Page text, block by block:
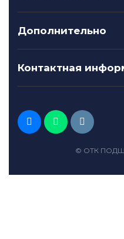
Дополнительно
Контактная
© ОТК